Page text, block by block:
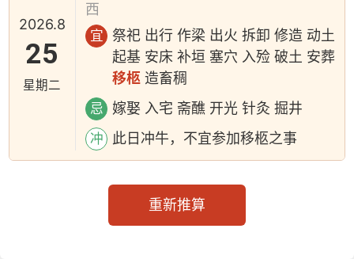
2026.8
25
星期二
西
宜
祭祀 出行 作梁 出火 拆卸 修造 动土
起基 安床 补垣 塞穴 入殓 破土 安葬
移柩 造畜稠
忌 嫁娶 入宅 斋醮 开光 针灸 掘井
冲 此日冲牛，不宜参加移柩之事
重新推算